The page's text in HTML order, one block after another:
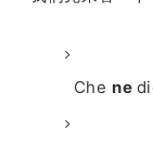
Che ne